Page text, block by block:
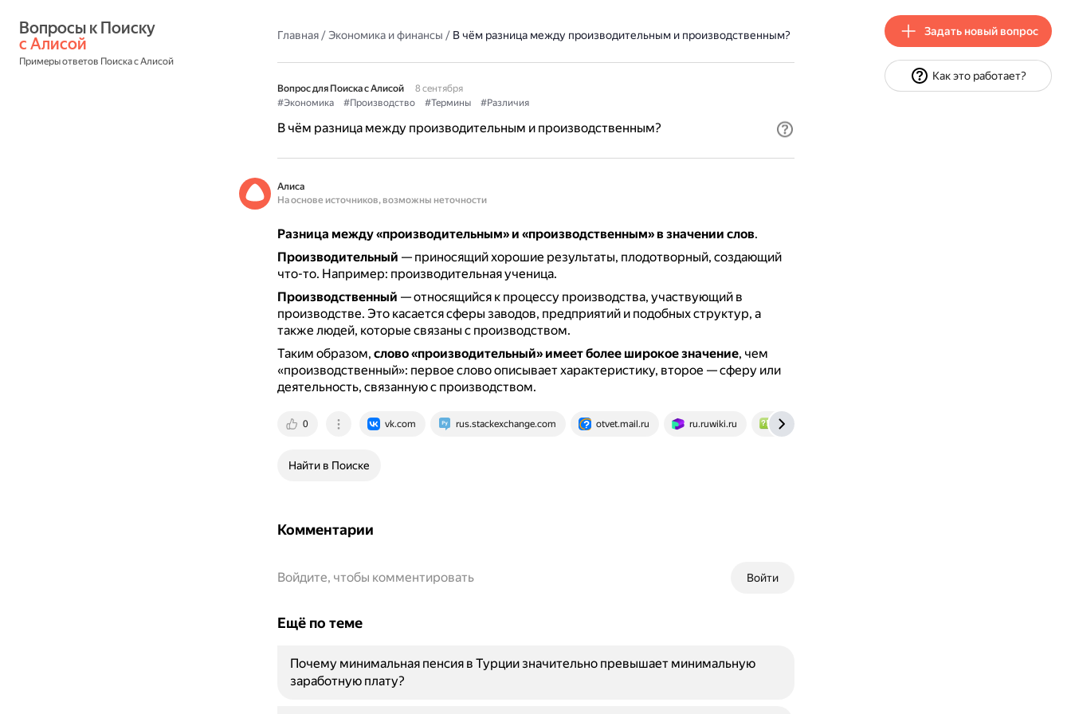
с Алисой
Примеры ответов Поиска с Алисой
Главная/Экономика и финансы / В чём разница между производительным и производственным?
Вопрос для Поиска с Алисой
8 сентября
#Экономика
#Производство #Термины #Различия
В чём разница между производительным и производственным?
Алиса
На основе источников, возможны неточности
Разница между «производительным» и «производственным» в значении слов.
Производительный — приносящий хорошие результаты, плодотворный, создающий
что-то. Например: производительная ученица.
Производственный — относящийся к процессу производства, участвующий в
производстве. Это касается сферы заводов, предприятий и подобных структур, а
также людей, которые связаны с производством.
Таким образом, слово «производительный» имеет более широкое значение, чем
«производственный»: первое слово описывает характеристику, второе — сферу или
деятельность, связанную с производством.
0 vk.com rus.stackexchange.com otvet.mail.ru ru.ruwiki.ru www.bolshoyvopros.ru
Найти в Поиске
Комментарии
Войти
Войдите, чтобы комментировать
Ещё по теме
Почему минимальная пенсия в Турции значительно превышает минимальную
заработную плату?
Задать новый вопрос
Как это работает?